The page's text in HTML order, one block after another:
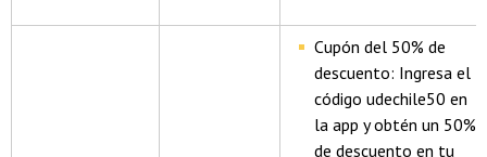
Cupón del 50% de
descuento: Ingresa el
código udechile50 en
la app y obtén un 50%
de descuento en tu